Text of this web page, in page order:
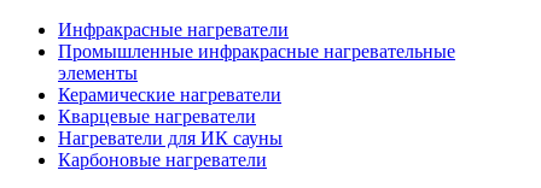
Инфракрасные нагреватели
Промышленные инфракрасные нагревательные
элементы
Керамические нагреватели
Кварцевые нагреватели
Нагреватели для ИК сауны
Карбоновые нагреватели